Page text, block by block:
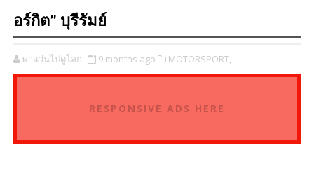
อร์กิต” บุรีรัมย์
พาแว่นไปดูโลก 9 months ago MOTORSPORT,
RESPONSIVE ADS HERE